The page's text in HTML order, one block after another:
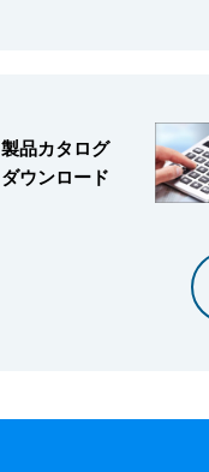
製品カタログ
ダウンロード